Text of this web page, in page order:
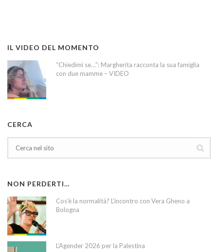
IL VIDEO DEL MOMENTO
“Chiedimi se…”: Margherita racconta la sua famiglia
con due mamme – VIDEO
CERCA
NON PERDERTI…
Cos’è la normalità? L’incontro con Vera Gheno a
Bologna
L’Agender 2026 per la Palestina